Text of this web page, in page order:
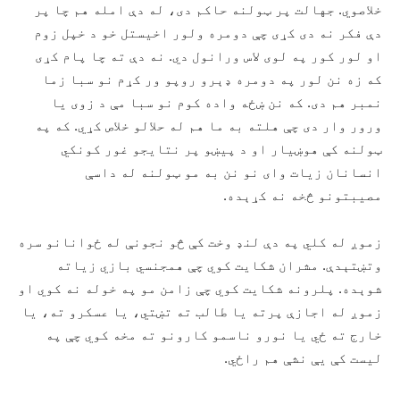
خلاصوي. جهالت پر ټولنه حاکم دی، له دې امله هم چا پر
دې فکر نه دی کړی چې دومره ولور اخیستل خو د خپل زوم
او لور کور په لوی لاس ورانول دي. نه دې ته چا پام کړی
که زه نن لور په دومره ډېرو روپو ور کړم نو سبا زما
نمبر هم دی. که نن ښځه واده کوم نو سبا مې د زوی یا
ورور وار دی چې هلته به ما هم له حلالو خلاص کړي. که په
ټولنه کې هوښیار او د پيښو پر نتایجو غور کونکي
انسانان زیات وای نو نن به مو ټولنه له داسې
مصیبتونو څخه نه کړېده.
زموږ له کلي په دې لنډ وخت کې څو نجونې له ځوانانو سره
وتښتېدې. مشران شکایت کوي چې همجنسي بازي زیاته
شوېده. پلرونه شکایت کوي چې زامن مو په خوله نه کوي او
زموږ له اجازې پرته یا طالب ته تښتي، یا عسکرو ته، یا
خارج ته ځي یا نورو ناسمو کارونو ته مخه کوي چې په
لیست کې يې نشې هم راځي.